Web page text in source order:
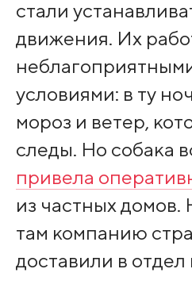
стали
движения. Их
условиями: в ту
мороз и ветер,
следы. Но собака
привела
из частных
там компанию
доставили в